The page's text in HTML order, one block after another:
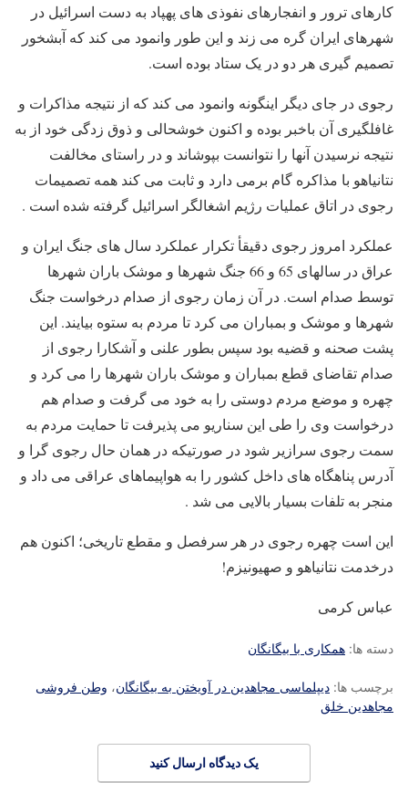
کارهای ترور و انفجارهای نفوذی های پهپاد به دست اسرائیل در
شهرهای ایران گره می زند و این طور وانمود می کند که آبشخور
تصمیم گیری هر دو در یک ستاد بوده است.
رجوی در جای دیگر اینگونه وانمود می کند که از نتیجه مذاکرات و
غافلگیری آن باخبر بوده و اکنون خوشحالی و ذوق زدگی خود از به
نتیجه نرسیدن آنها را نتوانست بپوشاند و در راستای مخالفت
نتانیاهو با مذاکره گام برمی دارد و ثابت می کند همه تصمیمات
رجوی در اتاق عملیات رژیم اشغالگر اسرائیل گرفته شده است .
عملکرد امروز رجوی دقیقأ تکرار عملکرد سال های جنگ ایران و
عراق در سالهای 65 و 66 جنگ شهرها و موشک باران شهرها
توسط صدام است. در آن زمان رجوی از صدام درخواست جنگ
شهرها و موشک و بمباران می کرد تا مردم به ستوه بیایند. این
پشت صحنه و قضیه بود سپس بطور علنی و آشکارا رجوی از
صدام تقاضای قطع بمباران و موشک باران شهرها را می کرد و
چهره و موضع مردم دوستی را به خود می گرفت و صدام هم
درخواست وی را طی این سناریو می پذیرفت تا حمایت مردم به
سمت رجوی سرازیر شود در صورتیکه در همان حال رجوی گرا و
آدرس پناهگاه های داخل کشور را به هواپیماهای عراقی می داد و
منجر به تلفات بسیار بالایی می شد .
این است چهره رجوی در هر سرفصل و مقطع تاریخی؛ اکنون هم
درخدمت نتانیاهو و صهیونیزم!
عباس کرمی
دسته ها: همکاری با بیگانگان
برچسب ها: دیپلماسی مجاهدین در آویختن به بیگانگان، وطن فروشی
مجاهدین خلق
یک دیدگاه ارسال کنید